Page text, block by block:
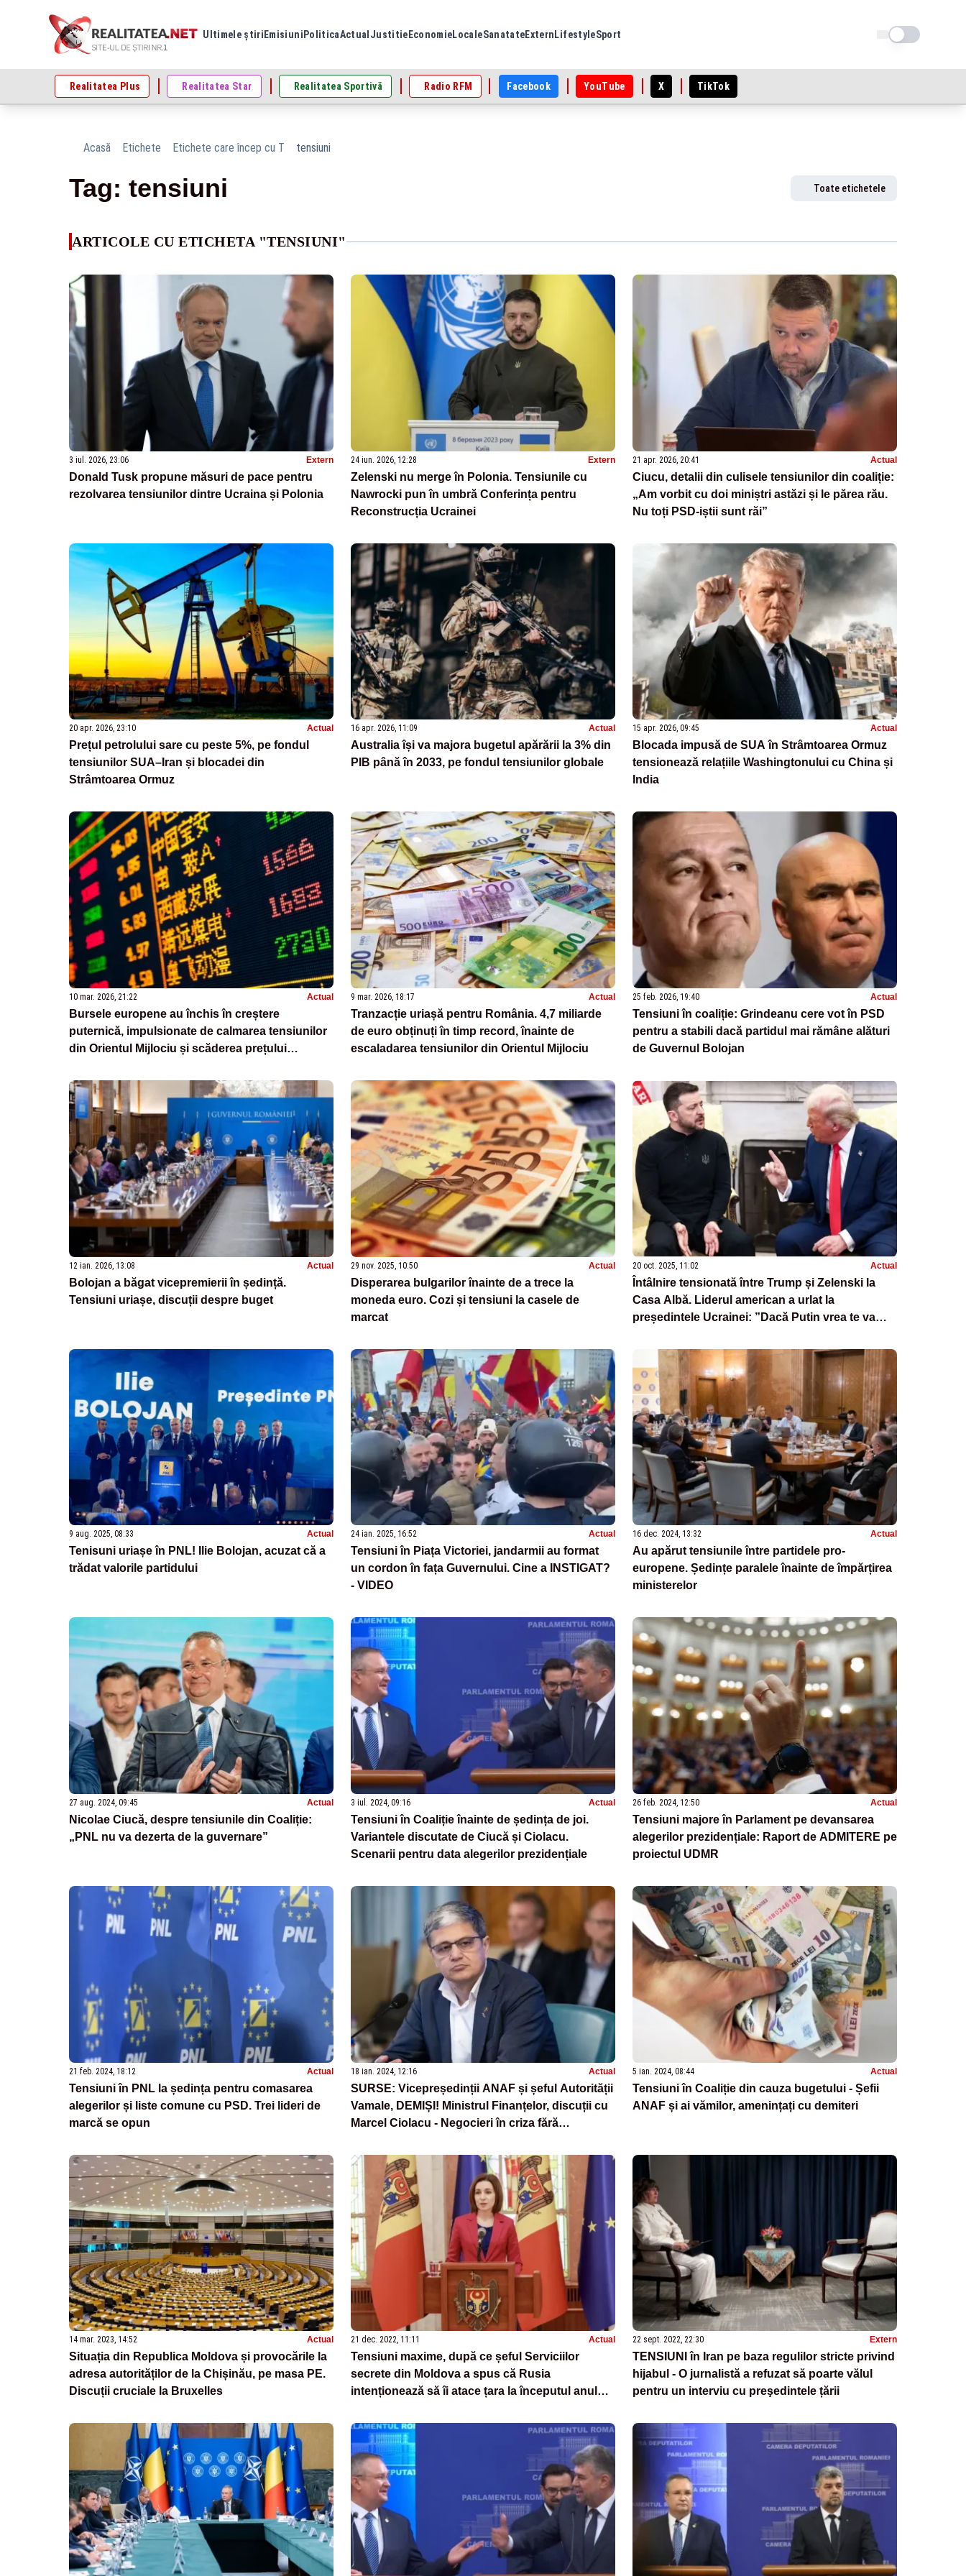
Ultimele știri Emisiuni PoliticaActual Justitie EconomieLocaleSanatateExtern LifestyleSport Schimba tema
Realitatea Plus Realitatea Star Realitatea Sportivă Radio RFM Facebook YouTube X TikTok
Acasă Etichete Etichete care încep cu T tensiuni
Tag: tensiuni Toate etichetele
ARTICOLE CU ETICHETA "TENSIUNI"
3 iul. 2026, 23:06 Extern
Donald Tusk propune măsuri de pace pentru
rezolvarea tensiunilor dintre Ucraina și Polonia
24 iun. 2026, 12:28 Extern
Zelenski nu merge în Polonia. Tensiunile cu
Nawrocki pun în umbră Conferința pentru
Reconstrucția Ucrainei
21 apr. 2026, 20:41 Actual
Ciucu, detalii din culisele tensiunilor din coaliție:
„Am vorbit cu doi miniștri astăzi și le părea rău.
Nu toți PSD-iștii sunt răi”
20 apr. 2026, 23:10 Actual
Prețul petrolului sare cu peste 5%, pe fondul
tensiunilor SUA–Iran și blocadei din
Strâmtoarea Ormuz
16 apr. 2026, 11:09 Actual
Australia își va majora bugetul apărării la 3% din
PIB până în 2033, pe fondul tensiunilor globale
15 apr. 2026, 09:45 Actual
Blocada impusă de SUA în Strâmtoarea Ormuz
tensionează relațiile Washingtonului cu China și
India
10 mar. 2026, 21:22 Actual
Bursele europene au închis în creștere
puternică, impulsionate de calmarea tensiunilor
din Orientul Mijlociu și scăderea prețului
9 mar. 2026, 18:17 Actual
Tranzacție uriașă pentru România. 4,7 miliarde
de euro obținuți în timp record, înainte de
escaladarea tensiunilor din Orientul Mijlociu
25 feb. 2026, 19:40 Actual
Tensiuni în coaliție: Grindeanu cere vot în PSD
pentru a stabili dacă partidul mai rămâne alături
de Guvernul Bolojan
12 ian. 2026, 13:08 Actual
Bolojan a băgat vicepremierii în ședință.
Tensiuni uriașe, discuții despre buget
29 nov. 2025, 10:50 Actual
Disperarea bulgarilor înainte de a trece la
moneda euro. Cozi și tensiuni la casele de
marcat
20 oct. 2025, 11:02 Actual
Întâlnire tensionată între Trump și Zelenski la
Casa Albă. Liderul american a urlat la
președintele Ucrainei: ”Dacă Putin vrea te va
9 aug. 2025, 08:33 Actual
Tenisuni uriașe în PNL! Ilie Bolojan, acuzat că a
trădat valorile partidului
24 ian. 2025, 16:52 Actual
Tensiuni în Piața Victoriei, jandarmii au format
un cordon în fața Guvernului. Cine a INSTIGAT?
- VIDEO
16 dec. 2024, 13:32 Actual
Au apărut tensiunile între partidele pro-
europene. Ședințe paralele înainte de împărțirea
ministerelor
27 aug. 2024, 09:45 Actual
Nicolae Ciucă, despre tensiunile din Coaliție:
„PNL nu va dezerta de la guvernare”
3 iul. 2024, 09:16 Actual
Tensiuni în Coaliție înainte de ședința de joi.
Variantele discutate de Ciucă și Ciolacu.
Scenarii pentru data alegerilor prezidențiale
26 feb. 2024, 12:50 Actual
Tensiuni majore în Parlament pe devansarea
alegerilor prezidențiale: Raport de ADMITERE pe
proiectul UDMR
21 feb. 2024, 18:12 Actual
Tensiuni în PNL la ședința pentru comasarea
alegerilor și liste comune cu PSD. Trei lideri de
marcă se opun
18 ian. 2024, 12:16 Actual
SURSE: Vicepreședinții ANAF și șeful Autorității
Vamale, DEMIȘI! Ministrul Finanțelor, discuții cu
Marcel Ciolacu - Negocieri în criza fără
5 ian. 2024, 08:44 Actual
Tensiuni în Coaliție din cauza bugetului - Șefii
ANAF și ai vămilor, amenințați cu demiteri
14 mar. 2023, 14:52 Actual
Situația din Republica Moldova și provocările la
adresa autorităților de la Chișinău, pe masa PE.
Discuții cruciale la Bruxelles
21 dec. 2022, 11:11 Actual
Tensiuni maxime, după ce șeful Serviciilor
secrete din Moldova a spus că Rusia
intenționează să îi atace țara la începutul anului -
22 sept. 2022, 22:30 Extern
TENSIUNI în Iran pe baza regulilor stricte privind
hijabul - O jurnalistă a refuzat să poarte vălul
pentru un interviu cu preşedintele țării